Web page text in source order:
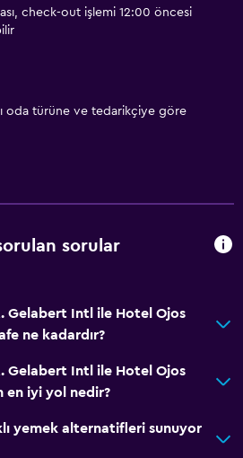
üzerine)
check-out işlemi 12:00 öncesi
oda türüne ve tedarikçiye göre
sorular
Gelabert Intl ile Hotel Ojos
ne kadardır?
Gelabert Intl ile Hotel Ojos
en iyi yol nedir?
yemek alternatifleri sunuyor